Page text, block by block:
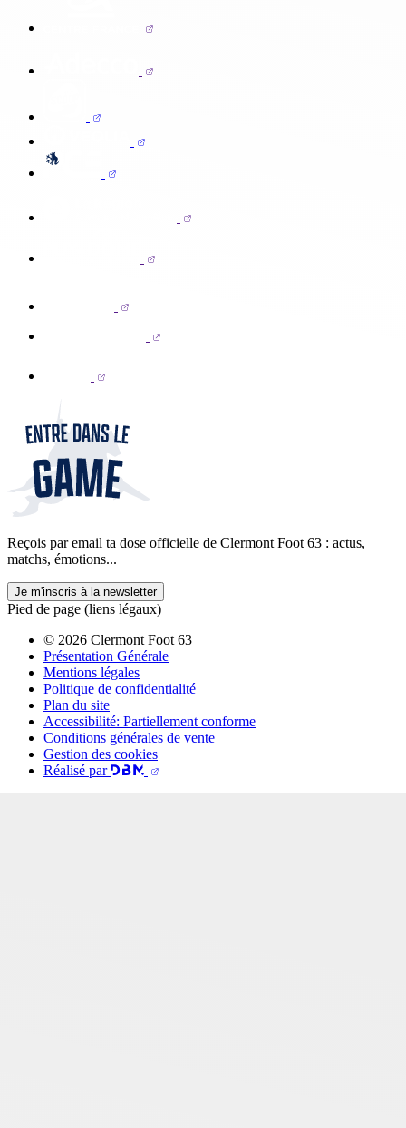
Reçois par email ta dose officielle de Clermont Foot 63 : actus,
matchs, émotions...
Je m'inscris à la newsletter
Pied de page (liens légaux)
© 2026 Clermont Foot 63
Présentation Générale
Mentions légales
Politique de confidentialité
Plan du site
Accessibilité: Partiellement conforme
Conditions générales de vente
Gestion des cookies
Réalisé par